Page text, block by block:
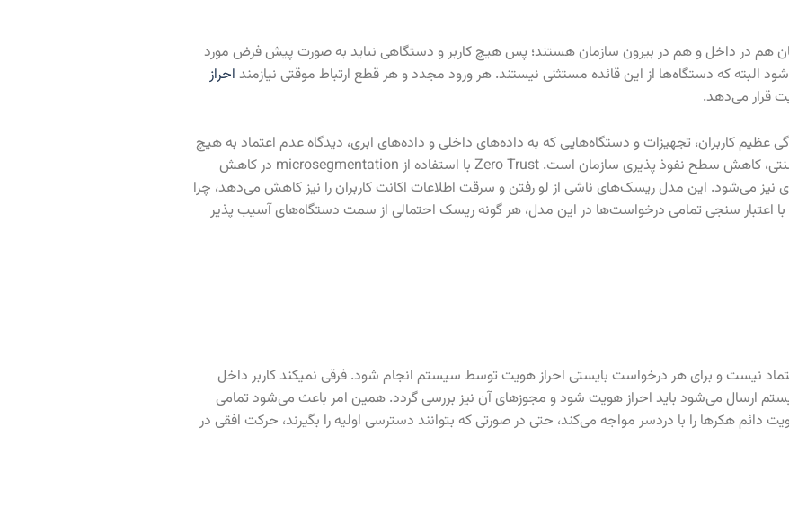
هم در داخل و هم در بیرون سازمان هستند؛ پس هیچ کاربر و دستگاهی نباید به صورت پیش فرض مورد
احراز
قرار می‌دهد.
عظیم کاربران، تجهیزات و دستگاه‌هایی که به داده‌های داخلی و داده‌های ابری، دیدگاه عدم اعتماد به هیچ
کاربر و دستگاهی بسیار ایمن‌تر است. مزیت این مدل به نسبت مدل‌های سنتی، کاهش سطح نفوذ پذیری سازمان است. Zero Trust با استفاده از microsegmentation در کاهش
نیز می‌شود. این مدل ریسک‌های ناشی از لو رفتن و سرقت اطلاعات اکانت کاربران را نیز کاهش می‌دهد، چرا
اعتبار سنجی تمامی درخواست‌ها در این مدل، هر گونه ریسک احتمالی از سمت دستگاه‌های آسیب پذیر
نیست و برای هر درخواست بایستی احراز هویت توسط سیستم انجام شود. فرقی نمیکند کاربر داخل
ارسال می‌شود باید احراز هویت شود و مجوزهای آن نیز بررسی گردد. همین امر باعث می‌شود تمامی
دائم هکرها را با دردسر مواجه می‌کند، حتی در صورتی که بتوانند دسترسی اولیه را بگیرند، حرکت افقی در